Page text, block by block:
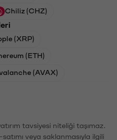
Chiliz (CHZ)
(XRP)
(ETH)
(AVAX)
tavsiyesi niteliği taşımaz.
veya saklanmasıyla ilgili